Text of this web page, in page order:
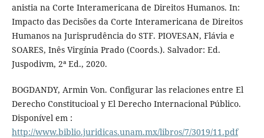
anistia na Corte Interamericana de Direitos Humanos. In:
Impacto das Decisões da Corte Interamericana de Direitos
Humanos na Jurisprudência do STF. PIOVESAN, Flávia e
SOARES, Inês Virgínia Prado (Coords.). Salvador: Ed.
Juspodivm, 2ª Ed., 2020.
BOGDANDY, Armin Von. Configurar las relaciones entre El
Derecho Constitucioal y El Derecho Internacional Público.
Disponível em :
http://www.biblio.juridicas.unam.mx/libros/7/3019/11.pdf